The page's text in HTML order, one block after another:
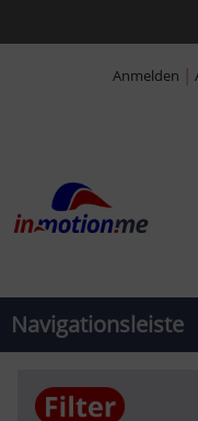
Anmelden |
Navigationsleiste